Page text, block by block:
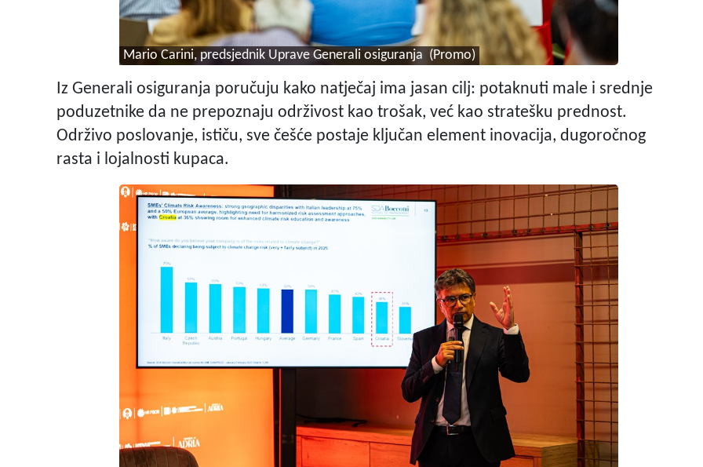
Mario Carini, predsjednik Uprave Generali osiguranja (Promo)
Iz Generali osiguranja poručuju kako natječaj ima jasan cilj: potaknuti male i srednje
poduzetnike da ne prepoznaju održivost kao trošak, već kao stratešku prednost.
Održivo poslovanje, ističu, sve češće postaje ključan element inovacija, dugoročnog
rasta i lojalnosti kupaca.